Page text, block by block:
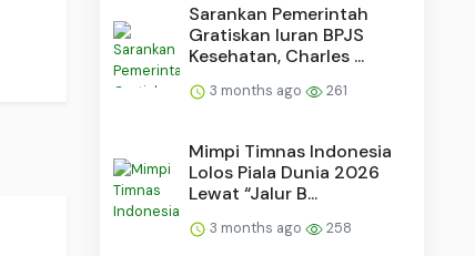
Sarankan Pemerintah
Gratiskan Iuran BPJS
Kesehatan, Charles ...
3 months ago 261
Mimpi Timnas Indonesia
Lolos Piala Dunia 2026
Lewat “Jalur B...
3 months ago 258